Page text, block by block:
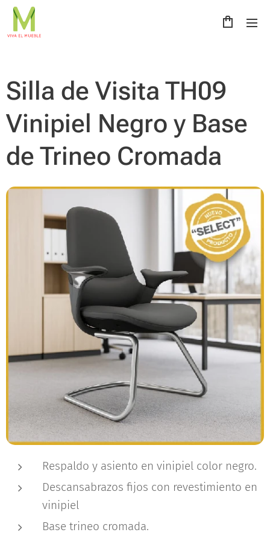
Silla de Visita TH09
Vinipiel Negro y Base
de Trineo Cromada
Respaldo y asiento en vinipiel color negro.
Descansabrazos fijos con revestimiento en
vinipiel
Base trineo cromada.